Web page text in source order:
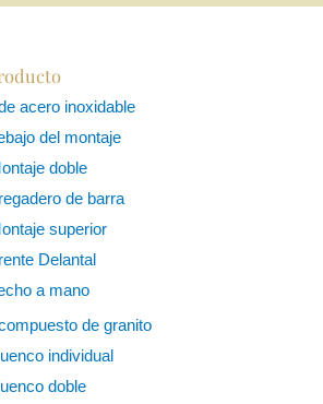
acero inoxidable
del montaje
doble
de barra
superior
Delantal
a mano
de granito
individual
doble